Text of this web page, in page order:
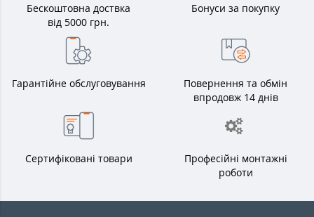
Бескоштовна доствка
від 5000 грн.
Бонуси за покупку
Гарантійне обслуговування
Повернення та обмін
впродовж 14 днів
Сертифіковані товари
Професійні монтажні
роботи